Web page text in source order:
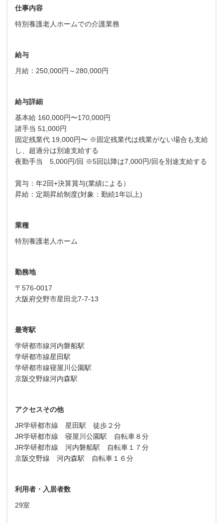
仕事内容
特別養護老人ホームでの介護業務
給与
月給：250,000円～280,000円
給与詳細
基本給 160,000円〜170,000円
諸手当 51,000円
固定残業代 19,000円〜 ※固定残業代は残業がない場合も支給
し、超過分は別途支給する
夜勤手当 5,000円/回 ※5回以降は7,000円/回を別途支給する
賞与：年2回+決算賞与(業績による）
昇給：定期昇給制度(対象：勤続1年以上)
業種
特別養護老人ホーム
勤務地
〒576-0017
大阪府交野市星田北7-7-13
最寄駅
学研都市線河内磐船駅
学研都市線星田駅
学研都市線寝屋川公園駅
京阪交野線河内森駅
アクセスその他
JR学研都市線 星田駅 徒歩２分
JR学研都市線 寝屋川公園駅 自転車８分
JR学研都市線 河内磐船駅 自転車１７分
京阪交野線 河内森駅 自転車１６分
利用者・入居者数
29室